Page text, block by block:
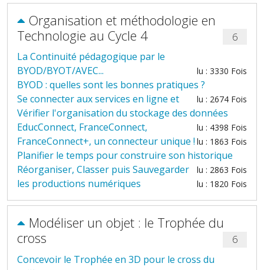
Organisation et méthodologie en
Technologie au Cycle 4
6
La Continuité pédagogique par le
BYOD/BYOT/AVEC...
lu : 3330 Fois
BYOD : quelles sont les bonnes pratiques ?
lu : 2674 Fois
Se connecter aux services en ligne et
Vérifier l'organisation du stockage des données
lu : 4398 Fois
EducConnect, FranceConnect,
FranceConnect+, un connecteur unique ! lu : 1863 Fois
Planifier le temps pour construire son historique
lu : 2863 Fois
Réorganiser, Classer puis Sauvegarder
les productions numériques
lu : 1820 Fois
Modéliser un objet : le Trophée du
cross
6
Concevoir le Trophée en 3D pour le cross du